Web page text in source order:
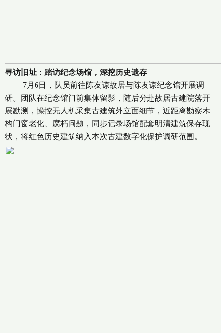
寻访旧址：踏访纪念场馆，深挖历史遗存
7月6日，队员前往陈友谅故居与陈友谅纪念馆开展调
研。团队在纪念馆门前集体留影，随后分赴故居古建院落开
展勘测，操控无人机采集古建筑外立面细节，近距离勘察木
构门窗老化、腐朽问题，同步记录场馆配套明清建筑保存现
状，将红色历史建筑纳入本次古建数字化保护调研范围 。